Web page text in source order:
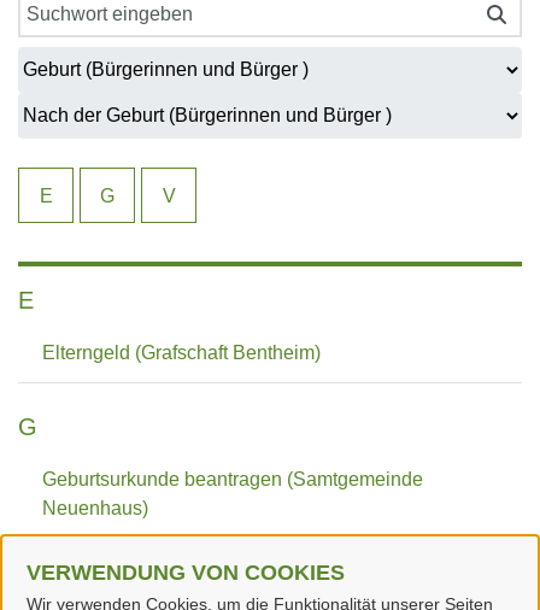
VERWENDUNG VON COOKIES
Wir verwenden Cookies, um die Funktionalität unserer Seiten
E G V
E
Elterngeld (Grafschaft Bentheim)
G
Geburtsurkunde beantragen (Samtgemeinde
Neuenhaus)
V